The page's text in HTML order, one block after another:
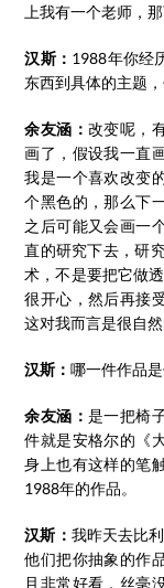
上我有一个老师，
汉斯： 1988年你经
东西到具体的主题
余友涵：改变呢，
画了，假设我一直
我是一个喜欢改变
个黑色的，那么下
之后可能又会画一
直的研究下去，研
术，不是要把它做
很开心，然后再接
这对我而言是很自然
汉斯：哪一件作品
余友涵：是一把椅
件就是安格尔的《
身上也有这样的笔
1988年的作品。
汉斯： 我昨天去比
他们把你抽象的作
且非常好看，丝毫